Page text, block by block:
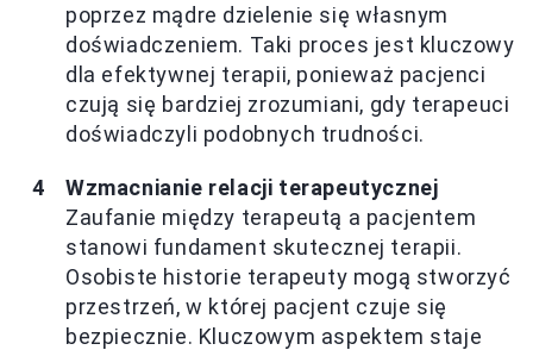
poprzez mądre dzielenie się własnym
doświadczeniem. Taki proces jest kluczowy
dla efektywnej terapii, ponieważ pacjenci
czują się bardziej zrozumiani, gdy terapeuci
doświadczyli podobnych trudności.
Wzmacnianie relacji terapeutycznej
Zaufanie między terapeutą a pacjentem
stanowi fundament skutecznej terapii.
Osobiste historie terapeuty mogą stworzyć
przestrzeń, w której pacjent czuje się
bezpiecznie. Kluczowym aspektem staje